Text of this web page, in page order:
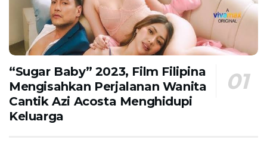
“Sugar Baby” 2023, Film Filipina
Mengisahkan Perjalanan Wanita
Cantik Azi Acosta Menghidupi
Keluarga